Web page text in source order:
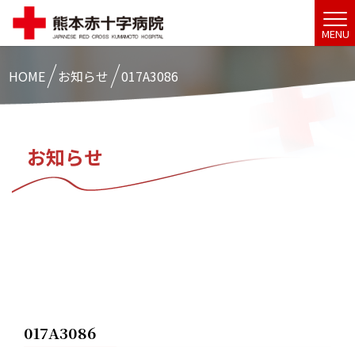
MENU
HOME お知らせ 017A3086
お知らせ
017A3086